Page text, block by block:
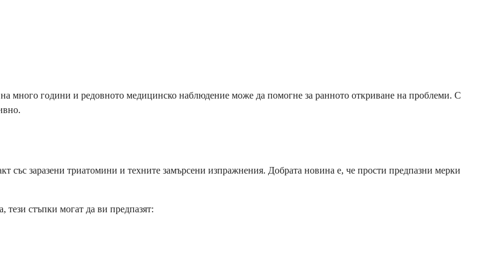
много години и редовното медицинско наблюдение може да помогне за ранното откриване на проблеми. С
със заразени триатомини и техните замърсени изпражнения. Добрата новина е, че прости предпазни мерки
тези стъпки могат да ви предпазят: